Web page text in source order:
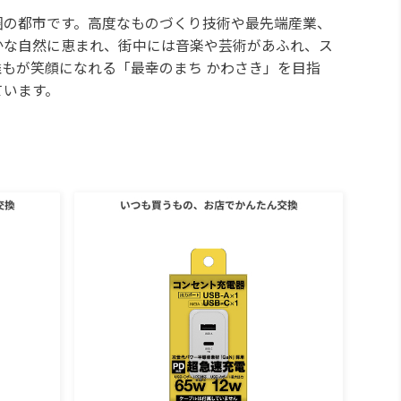
都市です。高度なものづくり技術や最先端産業、
自然に恵まれ、街中には音楽や芸術があふれ、ス
が笑顔になれる「最幸のまち かわさき」を目指
ます。